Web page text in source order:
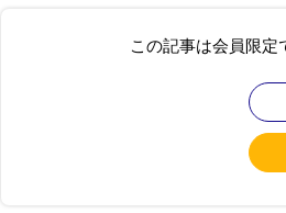
この記事は会員限定